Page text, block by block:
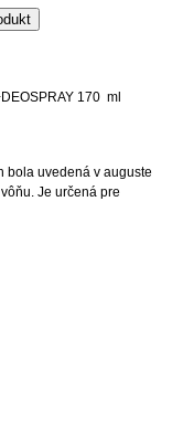
170 ml
bola uvedená v auguste
Je určená pre